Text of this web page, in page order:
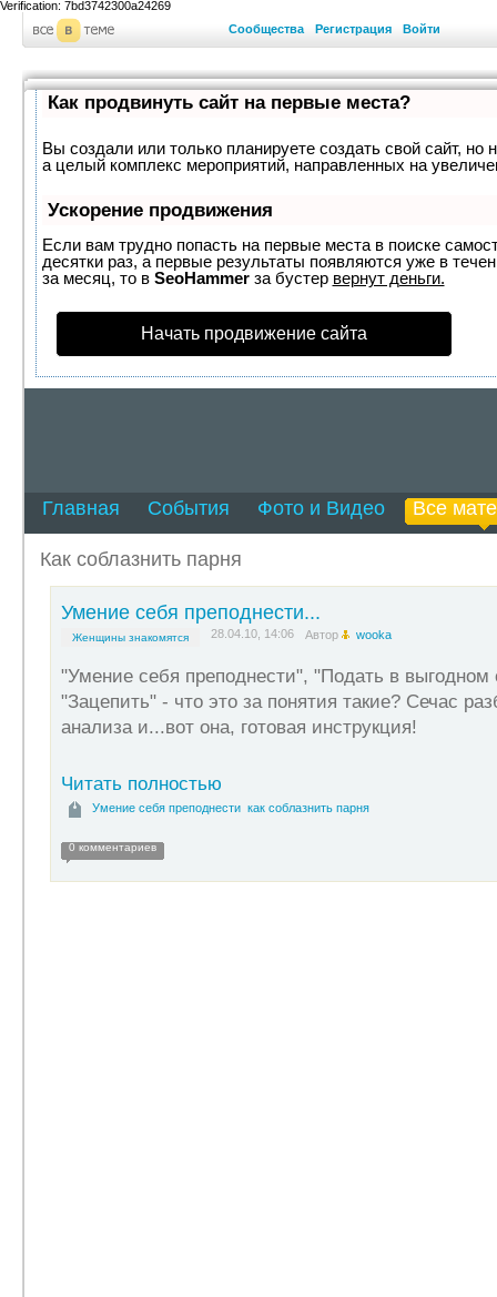
Verification: 7bd3742300a24269
Сообщества
Регистрация Войти
Как продвинуть сайт на первые места?
Вы создали или только планируете создать свой сайт, но
а целый комплекс мероприятий, направленных на
Ускорение продвижения
Если вам трудно попасть на первые места в поиске
десятки раз, а первые результаты появляются уже в
за месяц, то в SeoHammerза бустер вернут деньги.
Начать продвижение сайта
Главная События Фото и Видео Все
Как соблазнить парня
Умение себя преподнести...
Женщины знакомятся 28.04.10, 14:06 Автор wooka
"Умение себя преподнести", "Подать в выгодном
"Зацепить" - что это за понятия такие? Сечас
анализа и...вот она, готовая инструкция!
Читать полностью
Умение себя преподнести как соблазнить парня
0 комментариев